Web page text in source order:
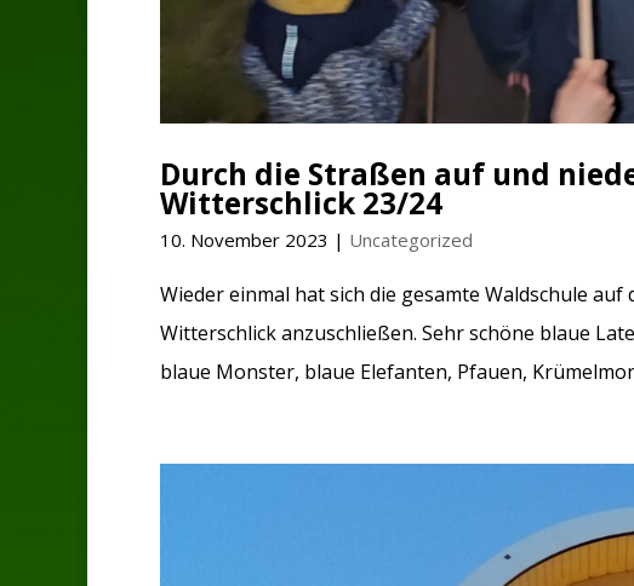
Durch die Straßen auf und
Witterschlick 23/24
10. November 2023 | Uncategorized
Wieder einmal hat sich die gesamte Waldschule
Witterschlick anzuschließen. Sehr schöne blaue
blaue Monster, blaue Elefanten, Pfauen,